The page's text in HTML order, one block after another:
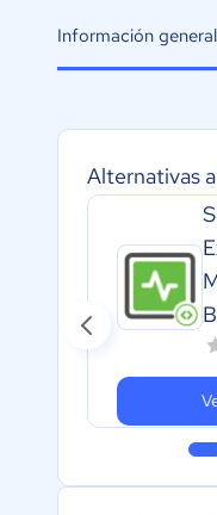
Información general
Alternativas